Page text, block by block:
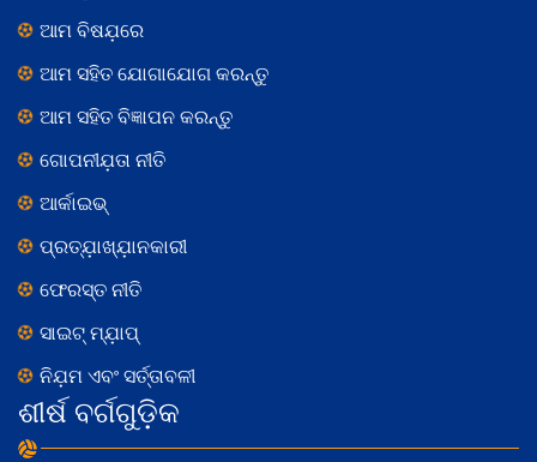
ଆମ ବିଷଯ଼ରେ
ଆମ ସହିତ ଯୋଗାଯୋଗ କରନ୍ତୁ
ଆମ ସହିତ ବିଜ୍ଞାପନ କରନ୍ତୁ
ଗୋପନୀଯ଼ତା ନୀତି
ଆର୍କାଇଭ୍
ପ୍ରତ୍ଯ଼ାଖ୍ଯ଼ାନକାରୀ
ଫେରସ୍ତ ନୀତି
ସାଇଟ୍ ମ୍ଯ଼ାପ୍
ନିଯ଼ମ ଏବଂ ସର୍ତ୍ତାବଳୀ
ଶୀର୍ଷ ବର୍ଗଗୁଡ଼ିକ